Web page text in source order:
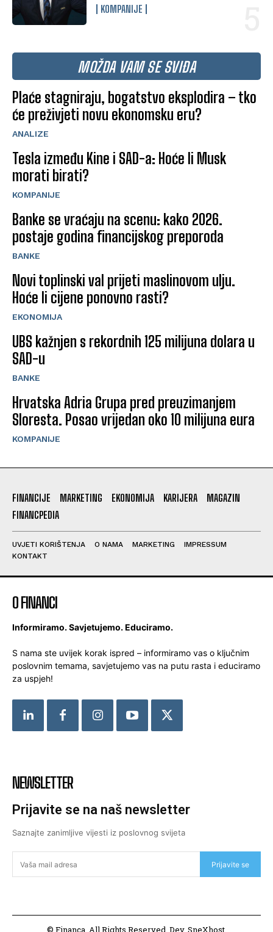
KOMPANIJE
MOŽDA VAM SE SVIĐA
Plaće stagniraju, bogatstvo eksplodira – tko
će preživjeti novu ekonomsku eru?
ANALIZE
Tesla između Kine i SAD-a: Hoće li Musk
morati birati?
KOMPANIJE
Banke se vraćaju na scenu: kako 2026.
postaje godina financijskog preporoda
BANKE
Novi toplinski val prijeti maslinovom ulju.
Hoće li cijene ponovno rasti?
EKONOMIJA
UBS kažnjen s rekordnih 125 milijuna dolara u
SAD-u
BANKE
Hrvatska Adria Grupa pred preuzimanjem
Sloresta. Posao vrijedan oko 10 milijuna eura
KOMPANIJE
FINANCIJE MARKETING EKONOMIJA KARIJERA
MAGAZIN
FINANCPEDIA
UVJETI KORIŠTENJA O NAMA MARKETING
IMPRESSUM
KONTAKT
O FINANCI
Informiramo. Savjetujemo. Educiramo.
S nama ste uvijek korak ispred – informiramo vas o ključnim
poslovnim temama, savjetujemo vas na putu rasta i educiramo
za uspjeh!
NEWSLETTER
Prijavite se na naš newsletter
Saznajte zanimljive vijesti iz poslovnog svijeta
Prijavite se
© Financa. All Rights Reserved. Dev. SneXhost.